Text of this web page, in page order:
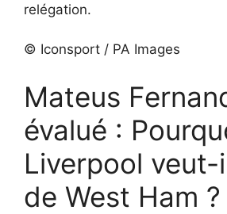
relégation.
© Iconsport / PA Images
Mateus
évalué :
Liverpool
de West Ham ?